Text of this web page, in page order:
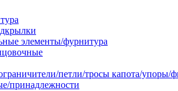
элементы/фурнитура
петли/тросы капота/упоры/
принадлежности